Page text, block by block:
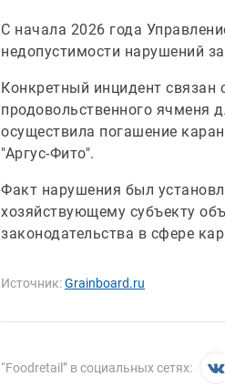
С начала 2026 года
недопустимости нарушений
Конкретный инцидент связан
продовольственного ячменя
осуществила погашение
"Аргус-Фито".
Факт нарушения был
хозяйствующему субъекту
законодательства в сфере
Источник:Grainboard.ru
“Foodretail” в социальных сетях: